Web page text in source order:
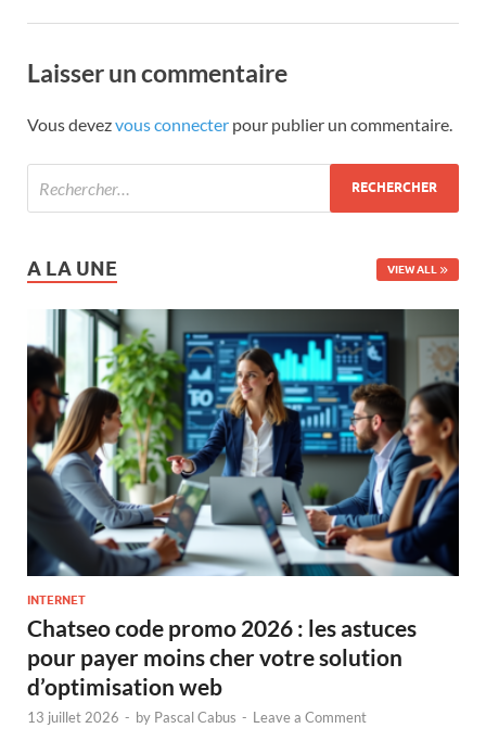
Laisser un commentaire
Vous devezvous connecter pour publier un commentaire.
A LA UNE VIEW ALL
INTERNET
Chatseo code promo 2026 : les astuces
pour payer moins cher votre solution
d’optimisation web
13 juillet 2026 - by Pascal Cabus - Leave a Comment